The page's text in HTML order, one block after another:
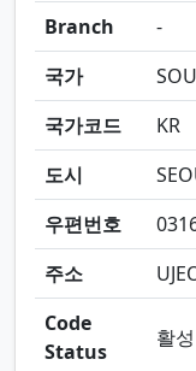
Branch
-
국가
국가코드
KR
도시
우편번호
주소
Code
Status
활성